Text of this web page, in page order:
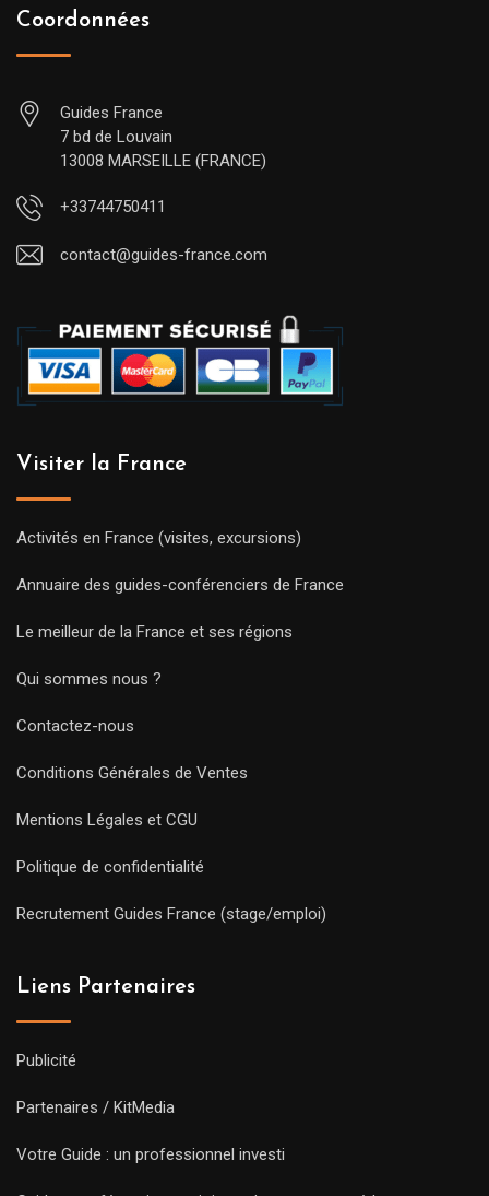
Coordonnées
Guides France
7 bd de Louvain
13008 MARSEILLE (FRANCE)
+33744750411
contact@guides-france.com
Visiter la France
Activités en France (visites, excursions)
Annuaire des guides-conférenciers de France
Le meilleur de la France et ses régions
Qui sommes nous ?
Contactez-nous
Conditions Générales de Ventes
Mentions Légales et CGU
Politique de confidentialité
Recrutement Guides France (stage/emploi)
Liens Partenaires
Publicité
Partenaires / KitMedia
Votre Guide : un professionnel investi